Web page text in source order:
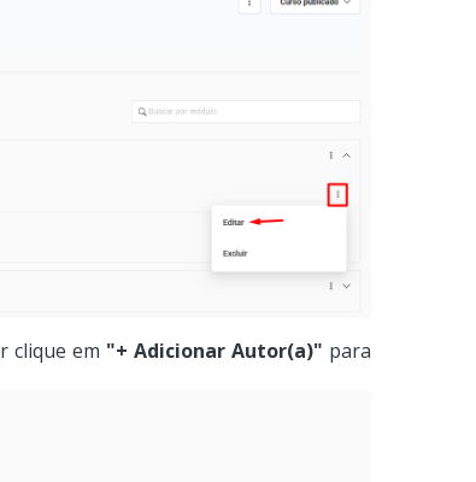
clique em "+ Adicionar Autor(a)" para